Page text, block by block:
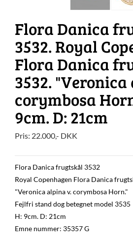
Flora Danica
3532. Royal
Flora Danica
3532.
corymbosa
9cm. D: 21cm
Pris: 22.000,- DKK
Flora Danica frugtskål 3532
Royal Copenhagen Flora Danica
"Veronica alpina v. corymbosa Horn."
Fejlfri stand dog betegnet model 3535
H: 9cm. D: 21cm
Emne nummer: 35357 G